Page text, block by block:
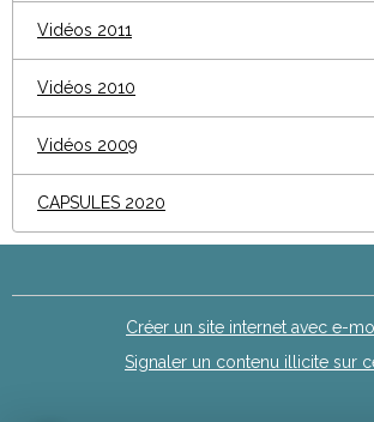
Vidéos 2011
Vidéos 2010
Vidéos 2009
CAPSULES 2020
Créer un site internet avec e-
Signaler un contenu illicite sur